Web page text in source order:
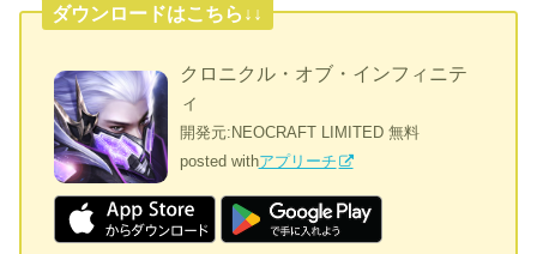
ダウンロードはこちら↓↓
クロニクル・オブ・インフィニテ
ィ
開発元:NEOCRAFT LIMITED 無料
posted withアプリーチ